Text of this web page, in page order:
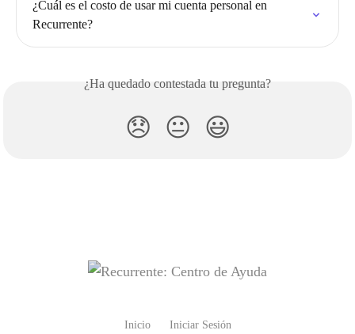
¿Cuál es el costo de usar mi cuenta personal en
Recurrente?
¿Ha quedado contestada tu pregunta?
😞 😐 😃
Inicio Iniciar Sesión